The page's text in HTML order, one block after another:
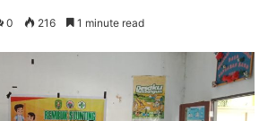
0 216 1 minute read